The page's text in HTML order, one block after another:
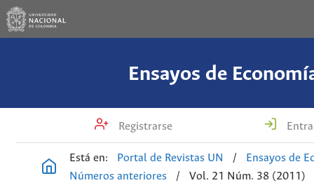
Ensayos de
Registrarse
Está en: Portal de Revistas UN /
Ensayos de
Números anteriores
/ Vol. 21 Núm. 38 (2011)